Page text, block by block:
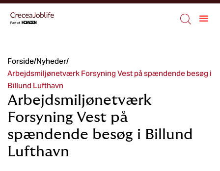
Forside/Nyheder/
Arbejdsmiljønetværk Forsyning Vest på spændende besøg i
Billund Lufthavn
Arbejdsmiljønetværk
Forsyning Vest på
spændende besøg i Billund
Lufthavn